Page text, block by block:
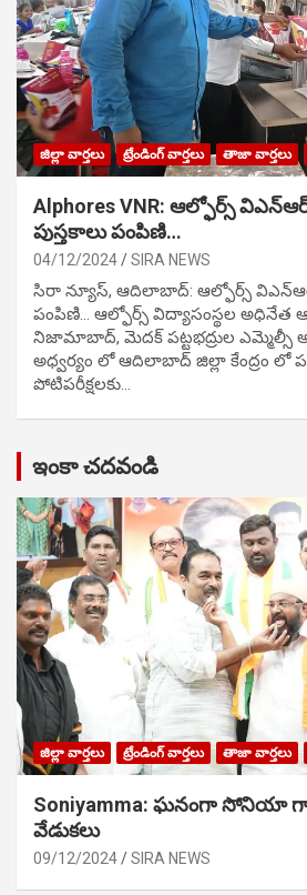
జిల్లా వార్తలు ట్రేండింగ్ వార్తలు తాజా వార్తలు
Alphores VNR: ఆల్ఫోర్స్
పుస్తకాలు పంపిణి…
04/12/2024 SIRA NEWS
సిరా న్యూస్, ఆదిలాబాద్: ఆల్ఫోర్స్ విఎన్ఆర్
పంపిణి… ఆల్ఫోర్స్ విద్యాసంస్థల అధినేత
నిజామాబాద్, మెదక్ పట్టభద్రుల ఎమ్మెల్సీ
అధ్వర్యం లో ఆదిలాబాద్ జిల్లా కేంద్రం లో
పోటిప‌రీక్ష‌ల‌కు…
ఇంకా చదవండి
జిల్లా వార్తలు ట్రేండింగ్ వార్తలు తాజా వార్తలు
Soniyamma: ఘ‌నంగా సోనియా
వేడుక‌లు
09/12/2024 SIRA NEWS